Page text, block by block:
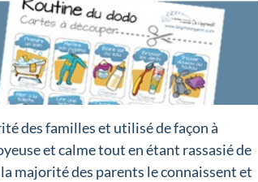
des familles et utilisé de façon à
et calme tout en étant rassasié de
la majorité des parents le connaissent et